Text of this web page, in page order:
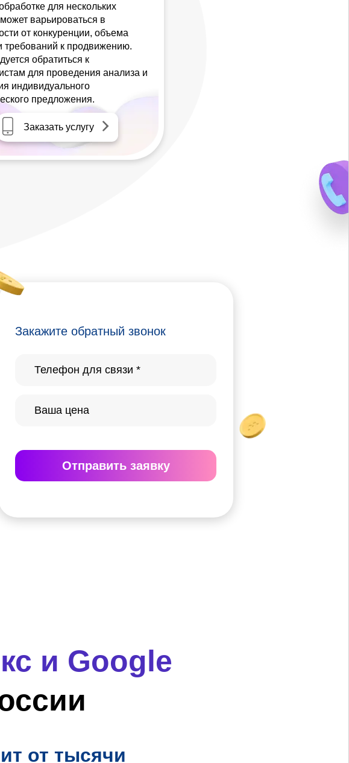
для нескольких
варьироваться в
от конкуренции, объема
требований к продвижению.
обратиться к
для проведения анализа и
индивидуального
предложения.
Заказать услугу
Закажите обратный звонок
Отправить заявку
и Google
от тысячи